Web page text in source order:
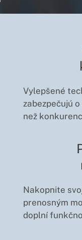
Vylepšené
zabezpečujú
než
Nakopnite
prenosným
doplní